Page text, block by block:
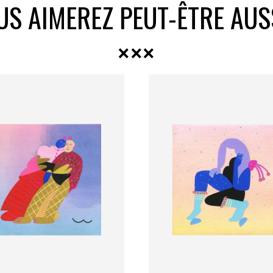
AIMEREZ PEUT-ÊTRE